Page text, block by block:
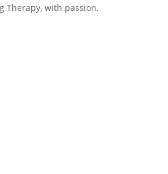
Therapy, with passion.